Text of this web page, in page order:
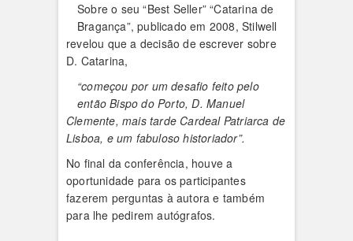
Sobre o seu “Best Seller” “Catarina de
Bragança”, publicado em 2008, Stilwell
revelou que a decisão de escrever sobre
D. Catarina,
“começou por um desafio feito pelo
então Bispo do Porto, D. Manuel
Clemente, mais tarde Cardeal Patriarca de
Lisboa, e um fabuloso historiador”.
No final da conferência, houve a
oportunidade para os participantes
fazerem perguntas à autora e também
para lhe pedirem autógrafos.